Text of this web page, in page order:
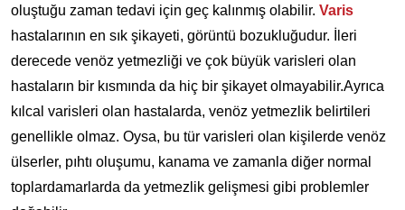
oluştuğu zaman tedavi için geç kalınmış olabilir. Varis
hastalarının en sık şikayeti, görüntü bozukluğudur. İleri
derecede venöz yetmezliği ve çok büyük varisleri olan
hastaların bir kısmında da hiç bir şikayet olmayabilir.Ayrıca
kılcal varisleri olan hastalarda, venöz yetmezlik belirtileri
genellikle olmaz. Oysa, bu tür varisleri olan kişilerde venöz
ülserler, pıhtı oluşumu, kanama ve zamanla diğer normal
toplardamarlarda da yetmezlik gelişmesi gibi problemler